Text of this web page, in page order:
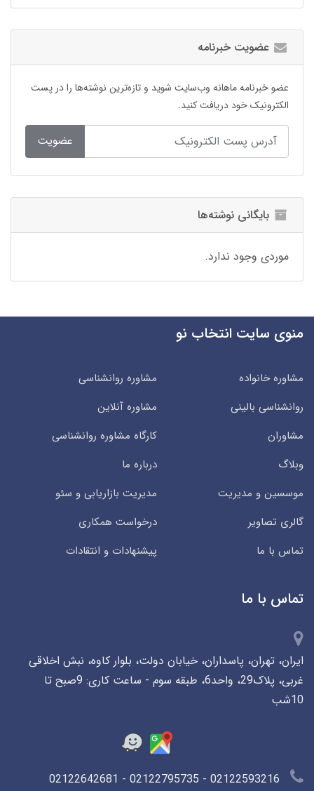
عضویت خبرنامه
عضو خبرنامه ماهانه وب‌سایت شوید و تازه‌ترین نوشته‌ها را در پست
الکترونیک خود دریافت کنید.
عضویت
بایگانی نوشته‌ها
موردی وجود ندارد.
منوی سایت انتخاب نو
مشاوره خانواده
مشاوره روانشناسی
روانشناسی بالینی
مشاوره آنلاین
مشاوران
کارگاه مشاوره روانشناسی
وبلاگ
درباره ما
موسسین و مدیریت
مدیریت بازاریابی و سئو
گالری تصاویر
درخواست همکاری
تماس با ما
پیشنهادات و انتقادات
تماس با ما
ایران، تهران، پاسداران، خیابان دولت، بلوار کاوه، نبش اخلاقی
غربی، پلاک29، واحد6، طبقه سوم - ساعت کاری: 9صبح تا
10شب